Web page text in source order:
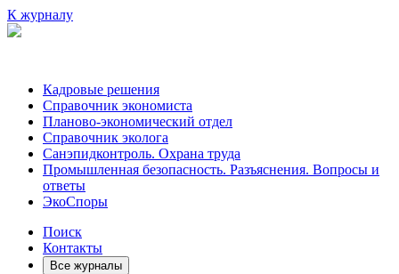
К журналу
Кадровые решения
Справочник экономиста
Планово-экономический отдел
Справочник эколога
Санэпидконтроль. Охрана труда
Промышленная безопасность. Разъяснения. Вопросы и
ответы
ЭкоСпоры
Поиск
Контакты
Все журналы